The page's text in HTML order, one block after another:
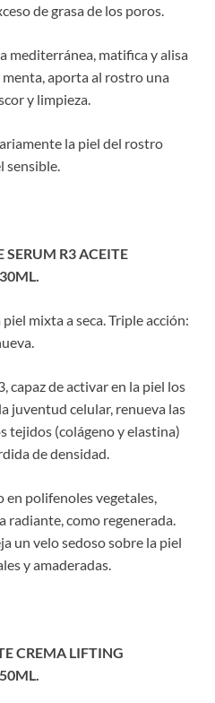
de grasa de los poros.
mediterránea, matifica y alisa
aporta al rostro una
y limpieza.
la piel del rostro
sensible.
SERUM R3 ACEITE
mixta a seca. Triple acción:
capaz de activar en la piel los
juventud celular, renueva las
tejidos (colágeno y elastina)
de densidad.
en polifenoles vegetales,
radiante, como regenerada.
un velo sedoso sobre la piel
y amaderadas.
CREMA LIFTING